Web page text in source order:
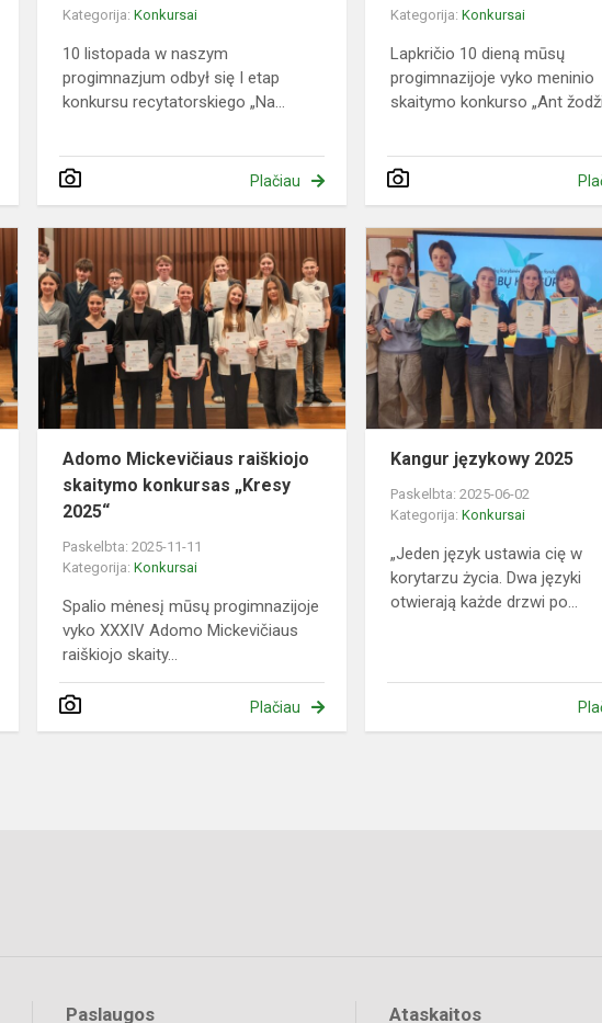
Kategorija:Konkursai
10 listopada w naszym
progimnazjum odbył się I etap
konkursu recytatorskiego „Na...
Plačiau
Kategorija:Konkursai
Lapkričio 10 dieną mūsų
progimnazijoje vyko meninio
skaitymo konkurso „Ant
Konkurs
Recytatorski
im.
Adama
Mickiewicza
„Kresy
2025“
Adomo
Mickevičiaus
raiškiojo
skaitymo
konkursas
„Kresy
2025...
Adomo Mickevičiaus raiškiojo
skaitymo konkursas „Kresy
2025“
Paskelbta: 2025-11-11
Kategorija:Konkursai
Spalio mėnesį mūsų progimnazijoje
vyko XXXIV Adomo Mickevičiaus
raiškiojo skaity...
Plačiau
Kangur językowy 2025
Paskelbta: 2025-06-02
Kategorija:Konkursai
„Jeden język ustawia cię w
korytarzu życia. Dwa języki
otwierają każde drzwi po...
Paslaugos Ataskaitos